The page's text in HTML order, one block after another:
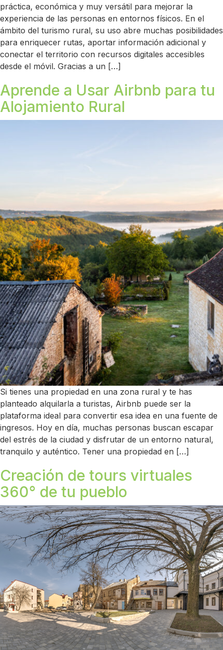
práctica, económica y muy versátil para mejorar la
experiencia de las personas en entornos físicos. En el
ámbito del turismo rural, su uso abre muchas posibilidades
para enriquecer rutas, aportar información adicional y
conectar el territorio con recursos digitales accesibles
desde el móvil. Gracias a un […]
Aprende a Usar Airbnb para tu
Alojamiento Rural
Si tienes una propiedad en una zona rural y te has
planteado alquilarla a turistas, Airbnb puede ser la
plataforma ideal para convertir esa idea en una fuente de
ingresos. Hoy en día, muchas personas buscan escapar
del estrés de la ciudad y disfrutar de un entorno natural,
tranquilo y auténtico. Tener una propiedad en […]
Creación de tours virtuales
360° de tu pueblo